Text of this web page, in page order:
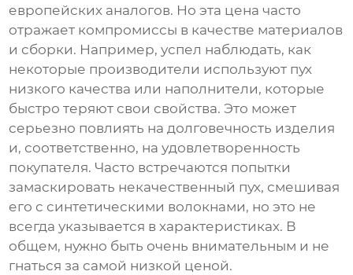
европейских аналогов. Но эта цена часто
отражает компромиссы в качестве материалов
и сборки. Например, успел наблюдать, как
некоторые производители используют пух
низкого качества или наполнители, которые
быстро теряют свои свойства. Это может
серьезно повлиять на долговечность изделия
и, соответственно, на удовлетворенность
покупателя. Часто встречаются попытки
замаскировать некачественный пух, смешивая
его с синтетическими волокнами, но это не
всегда указывается в характеристиках. В
общем, нужно быть очень внимательным и не
гнаться за самой низкой ценой.